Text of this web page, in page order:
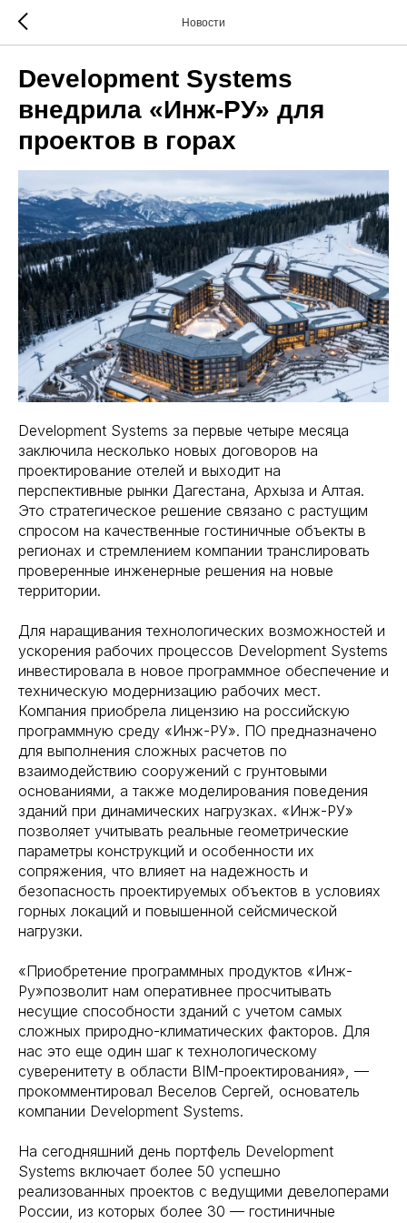
Новости
Development Systems
внедрила «Инж-РУ» для
проектов в горах
Development Systems за первые четыре месяца
заключила несколько новых договоров на
проектирование отелей и выходит на
перспективные рынки Дагестана, Архыза и Алтая.
Это стратегическое решение связано с растущим
спросом на качественные гостиничные объекты в
регионах и стремлением компании транслировать
проверенные инженерные решения на новые
территории.
Для наращивания технологических возможностей и
ускорения рабочих процессов Development Systems
инвестировала в новое программное обеспечение и
техническую модернизацию рабочих мест.
Компания приобрела лицензию на российскую
программную среду «Инж-РУ». ПО предназначено
для выполнения сложных расчетов по
взаимодействию сооружений с грунтовыми
основаниями, а также моделирования поведения
зданий при динамических нагрузках. «Инж-РУ»
позволяет учитывать реальные геометрические
параметры конструкций и особенности их
сопряжения, что влияет на надежность и
безопасность проектируемых объектов в условиях
горных локаций и повышенной сейсмической
нагрузки.
«Приобретение программных продуктов «Инж-
Ру»позволит нам оперативнее просчитывать
несущие способности зданий с учетом самых
сложных природно-климатических факторов. Для
нас это еще один шаг к технологическому
суверенитету в области BIM-проектирования», —
прокомментировал Веселов Сергей, основатель
компании Development Systems.
На сегодняшний день портфель Development
Systems включает более 50 успешно
реализованных проектов с ведущими девелоперами
России, из которых более 30 — гостиничные